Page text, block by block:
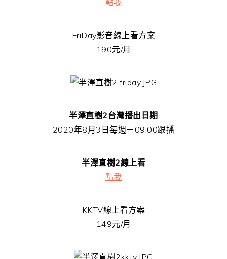
點我
FriDay影音線上看方案
190元/月
半澤直樹2台灣播出日期
2020年8月3日每週ㄧ09:00跟播
半澤直樹2線上看
點我
KKTV線上看方案
149元/月